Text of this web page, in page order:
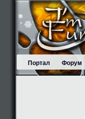
Портал Форум